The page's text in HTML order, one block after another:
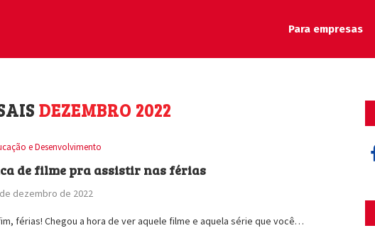
Para empresas
DEZEMBRO 2022
e Desenvolvimento
de filme pra assistir nas férias
dezembro de 2022
férias! Chegou a hora de ver aquele filme e aquela série que você…